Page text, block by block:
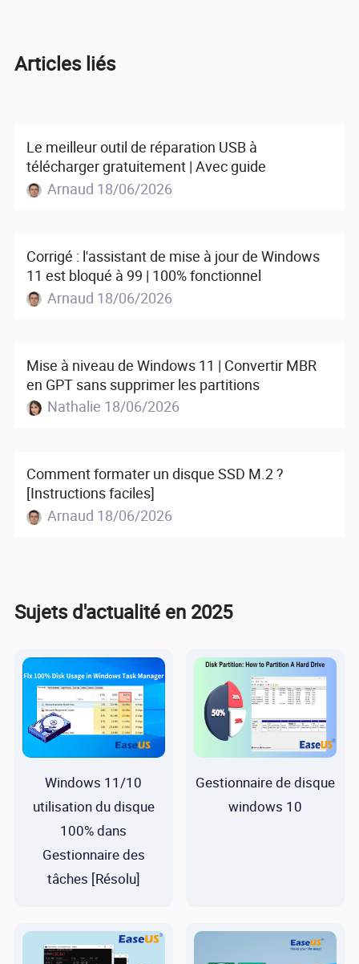
Articles liés
Le meilleur outil de réparation USB à
télécharger gratuitement | Avec guide
Arnaud 18/06/2026
Corrigé : l'assistant de mise à jour de Windows
11 est bloqué à 99 | 100% fonctionnel
Arnaud 18/06/2026
Mise à niveau de Windows 11 | Convertir MBR
en GPT sans supprimer les partitions
Nathalie 18/06/2026
Comment formater un disque SSD M.2 ?
[Instructions faciles]
Arnaud 18/06/2026
Sujets d'actualité en 2025
Windows 11/10
utilisation du disque
100% dans
Gestionnaire des
tâches [Résolu]
Gestionnaire de disque
windows 10